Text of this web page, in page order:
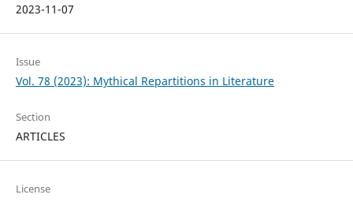
2023-11-07
Issue
Vol. 78 (2023): Mythical Repartitions in Literature
Section
ARTICLES
License